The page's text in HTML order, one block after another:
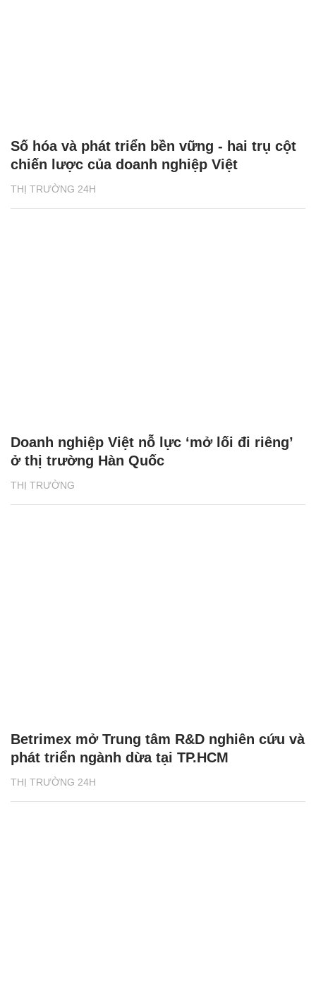
THỊ TRƯỜNG 24H
Số hóa và phát triển bền vững - hai trụ cột
chiến lược của doanh nghiệp Việt
THỊ TRƯỜNG
Doanh nghiệp Việt nỗ lực ‘mở lối đi riêng’
ở thị trường Hàn Quốc
THỊ TRƯỜNG 24H
Betrimex mở Trung tâm R&D nghiên cứu và
phát triển ngành dừa tại TP.HCM